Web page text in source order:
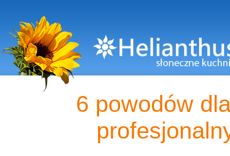
6 powodów